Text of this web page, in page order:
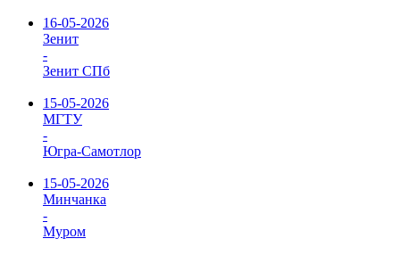
16-05-2026
Зенит
-
Зенит СПб
15-05-2026
МГТУ
-
Югра-Самотлор
15-05-2026
Минчанка
-
Муром